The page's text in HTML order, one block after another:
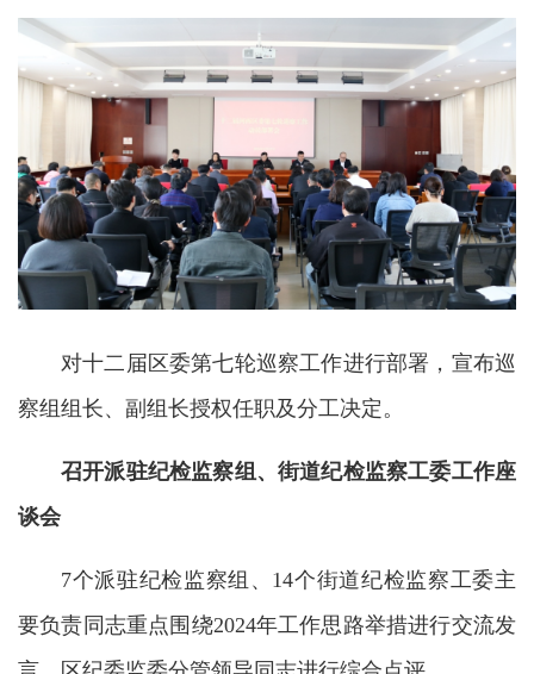
对十二届区委第七轮巡察工作进行部署，宣布巡
察组组长、副组长授权任职及分工决定。
召开派驻纪检监察组、街道纪检监察工委工作座
谈会
7个派驻纪检监察组、14个街道纪检监察工委主
要负责同志重点围绕2024年工作思路举措进行交流发